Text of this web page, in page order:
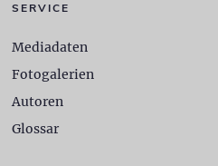
SERVICE
Mediadaten
Fotogalerien
Autoren
Glossar